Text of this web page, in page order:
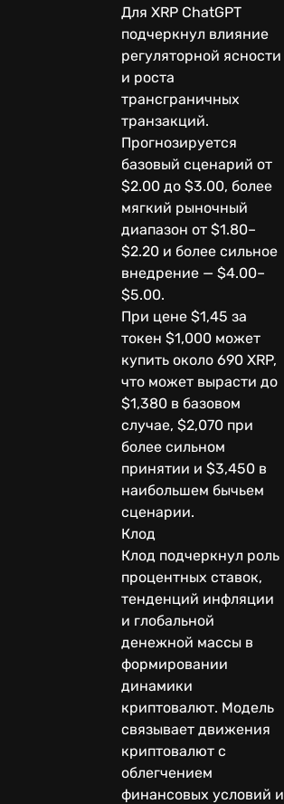
Для XRP ChatGPT
подчеркнул влияние
регуляторной ясности
и роста
трансграничных
транзакций.
Прогнозируется
базовый сценарий от
$2.00 до $3.00, более
мягкий рыночный
диапазон от $1.80–
$2.20 и более сильное
внедрение — $4.00–
$5.00.
При цене $1,45 за
токен $1,000 может
купить около 690 XRP,
что может вырасти до
$1,380 в базовом
случае, $2,070 при
более сильном
принятии и $3,450 в
наибольшем бычьем
сценарии.
Клод
Клод подчеркнул роль
процентных ставок,
тенденций инфляции
и глобальной
денежной массы в
формировании
динамики
криптовалют. Модель
связывает движения
криптовалют с
облегчением
финансовых условий и